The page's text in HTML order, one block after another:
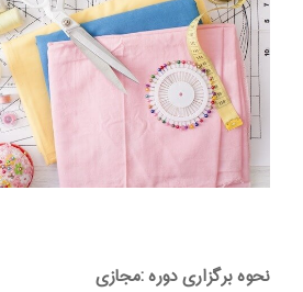
نحوه برگزاری دوره :مجازی